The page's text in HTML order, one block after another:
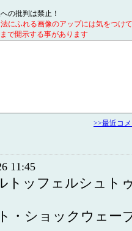
の批判は禁止！
にふれる画像のアップには気をつけ
で開示する事があります
>>最近コ
11:45
トッフェルシュト
・ショックウェー